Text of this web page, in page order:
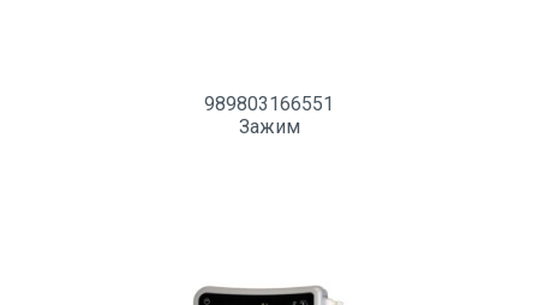
989803166551
Зажим